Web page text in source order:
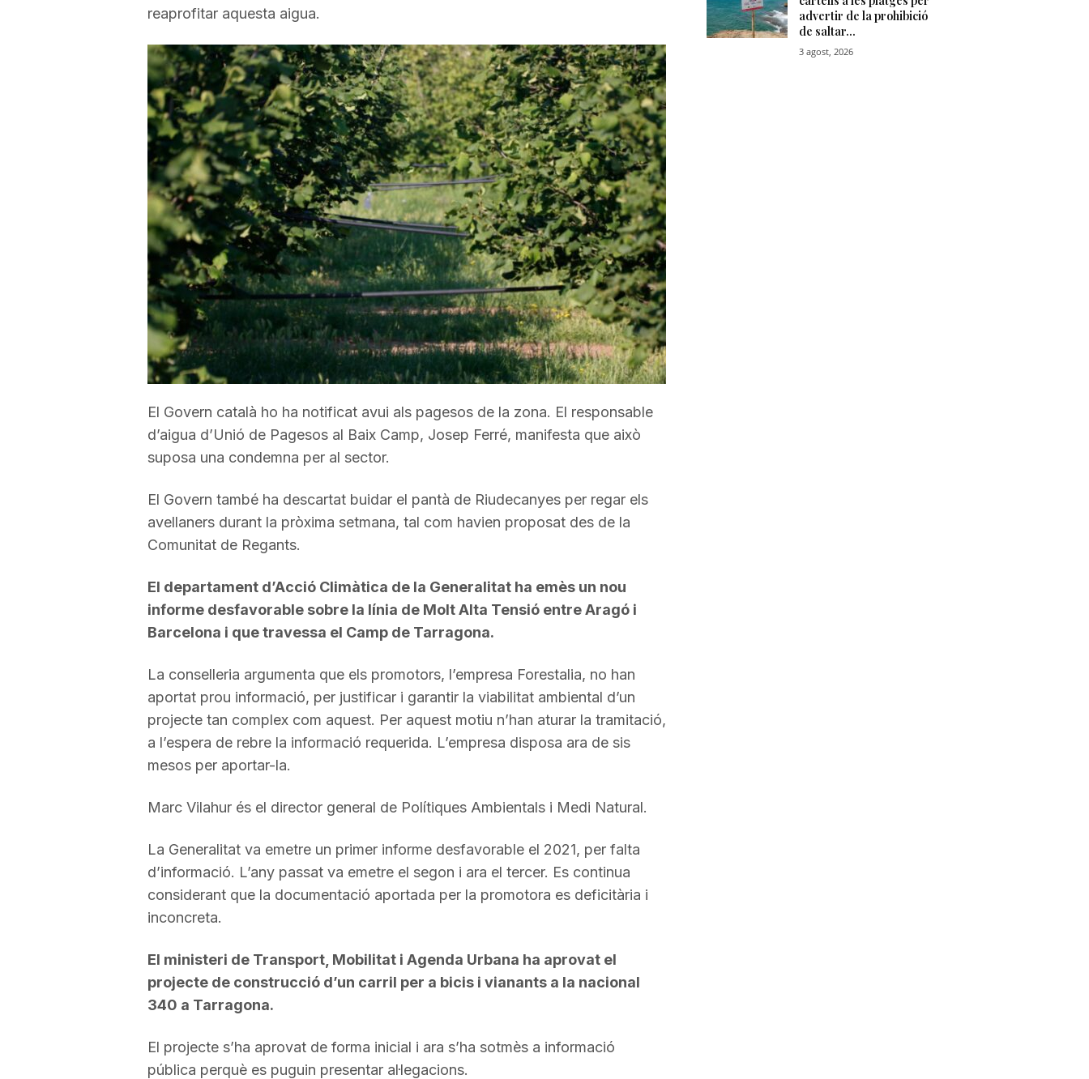
e
T
a
r
r
a
g
o
n
cap
amunt/cap
avall
per
a
incrementar
o
disminuir
el
volum.
reaprofitar aquesta aigua.
El Govern català ho ha notificat avui als pagesos de la zona. El responsable
d’aigua d’Unió de Pagesos al Baix Camp, Josep Ferré, manifesta que això
suposa una condemna per al sector.
El Govern també ha descartat buidar el pantà de Riudecanyes per regar els
avellaners durant la pròxima setmana, tal com havien proposat des de la
Comunitat de Regants.
El departament d’Acció Climàtica de la Generalitat ha emès un nou
informe desfavorable sobre la línia de Molt Alta Tensió entre Aragó i
Barcelona i que travessa el Camp de Tarragona.
La conselleria argumenta que els promotors, l’empresa Forestalia, no han
aportat prou informació, per justificar i garantir la viabilitat ambiental d’un
projecte tan complex com aquest. Per aquest motiu n’han aturar la tramitació,
a l’espera de rebre la informació requerida. L’empresa disposa ara de sis
mesos per aportar-la.
Marc Vilahur és el director general de Polítiques Ambientals i Medi Natural.
La Generalitat va emetre un primer informe desfavorable el 2021, per falta
d’informació. L’any passat va emetre el segon i ara el tercer. Es continua
considerant que la documentació aportada per la promotora es deficitària i
inconcreta.
El ministeri de Transport, Mobilitat i Agenda Urbana ha aprovat el
projecte de construcció d’un carril per a bicis i vianants a la nacional
340 a Tarragona.
El projecte s’ha aprovat de forma inicial i ara s’ha sotmès a informació
pública perquè es puguin presentar al·legacions.